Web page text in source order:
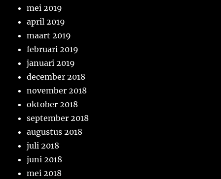
mei 2019
april 2019
maart 2019
februari 2019
januari 2019
december 2018
november 2018
oktober 2018
september 2018
augustus 2018
juli 2018
juni 2018
mei 2018